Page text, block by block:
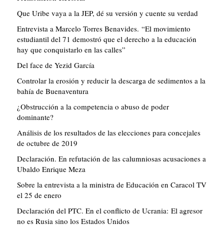
Que Uribe vaya a la JEP, dé su versión y cuente su verdad
Entrevista a Marcelo Torres Benavides. “El movimiento
estudiantil del 71 demostró que el derecho a la educación
hay que conquistarlo en las calles”
Del face de Yezid García
Controlar la erosión y reducir la descarga de sedimentos a la
bahía de Buenaventura
¿Obstrucción a la competencia o abuso de poder
dominante?
Análisis de los resultados de las elecciones para concejales
de octubre de 2019
Declaración. En refutación de las calumniosas acusaciones a
Ubaldo Enrique Meza
Sobre la entrevista a la ministra de Educación en Caracol TV
el 25 de enero
Declaración del PTC. En el conflicto de Ucrania: El agresor
no es Rusia sino los Estados Unidos